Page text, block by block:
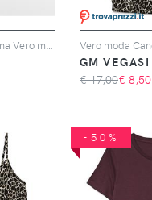
GM VEGASI
€ 17,00€ 8,50
-50%